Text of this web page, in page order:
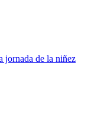
jornada de la niñez